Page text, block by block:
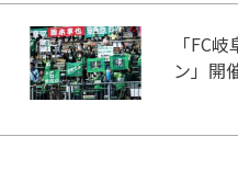
「FC
ン」開